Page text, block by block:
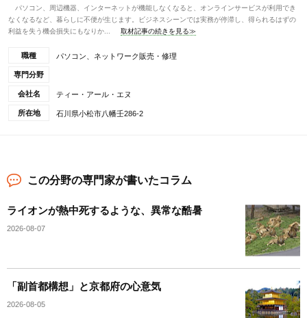
パソコン、周辺機器、インターネットが機能しなくなると、オンラインサービスが利用でき
なくなるなど、暮らしに不便が生じます。ビジネスシーンでは実務が停滞し、得られるはずの
利益を失う機会損失にもなりか...
取材記事の続きを見る≫
職種 パソコン、ネットワーク販売・修理
専門分野
会社名 ティー・アール・エヌ
所在地 石川県小松市八幡壬286-2
この分野の専門家が書いたコラム
ライオンが熱中死するような、異常な酷暑
2026-08-07
「副首都構想」と京都府の心意気
2026-08-05